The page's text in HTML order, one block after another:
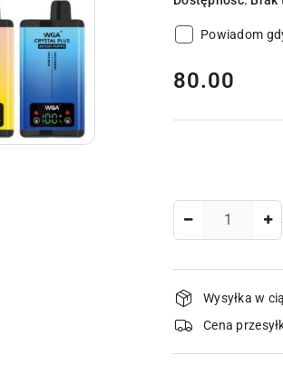
Powiadom
cena:
80.00
i
dostawa
Wysyłka w
Cena